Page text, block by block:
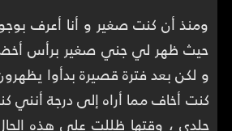
ومنذ أن كنت صغير و أنا أعرف
حيث ظهر لي جني صغير برأس أخضر
و لكن بعد فترة قصيرة بدأوا
كنت أخاف مما أراه إلى درجة أنني
جلدي ، وقتها ظللت على هذه الحال